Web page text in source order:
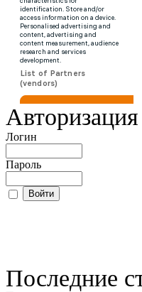
Авторизация
Логин
Пароль
Последние